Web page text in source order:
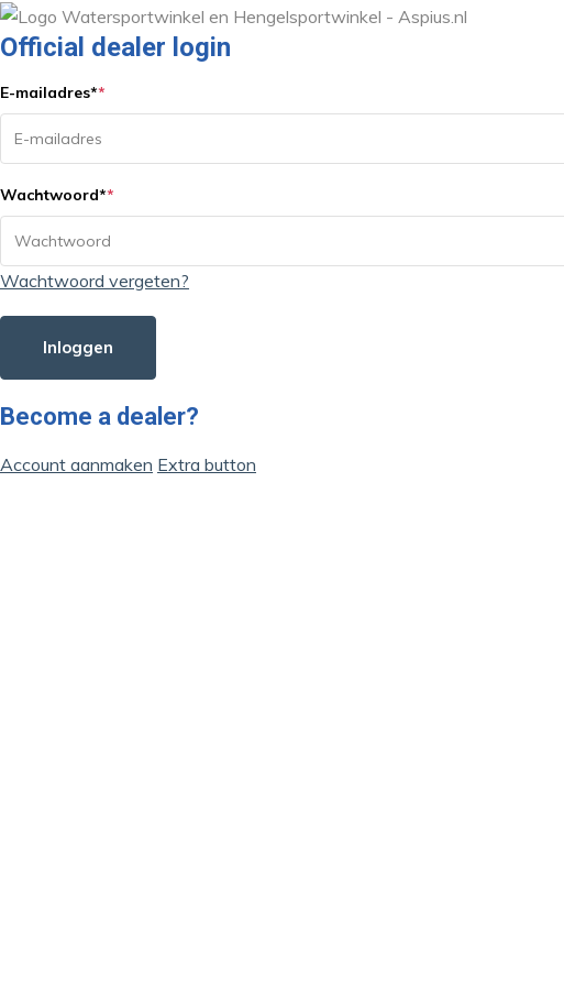
Official dealer login
E-mailadres**
Wachtwoord**
Wachtwoord vergeten?
Inloggen
Become a dealer?
Account aanmaken Extra button